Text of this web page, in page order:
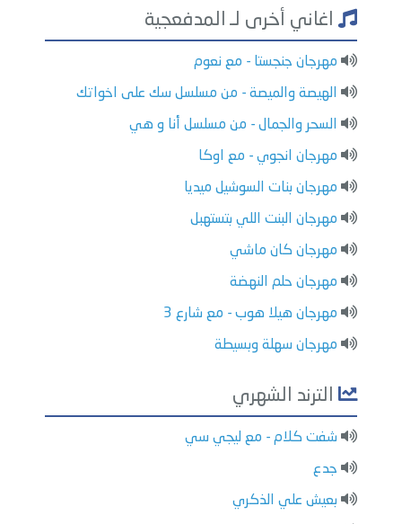
اغاني أخرى لـ المدفعجية
مهرجان جنجستا - مع نعوم
الهيصة والميصة - من مسلسل سك على اخواتك
السحر والجمال - من مسلسل أنا و هي
مهرجان انجوي - مع اوكا
مهرجان بنات السوشيل ميديا
مهرجان البنت اللي بتستهبل
مهرجان كان ماشي
مهرجان حلم النهضة
مهرجان هيلا هوب - مع شارع 3
مهرجان سهلة وبسيطة
الترند الشهري
شفت كلام - مع ليجي سي
جدع
بعيش علي الذكري